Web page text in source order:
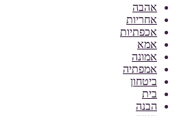
אהבה
אחריות
אכפתיות
אמא
אמונה
אמפתיה
ביטחון
בית
הבנה